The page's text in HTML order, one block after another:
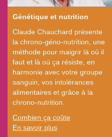
Génétique et nutrition
Claude Chauchard présente
la chrono-géno-nutrition, une
méthode pour maigrir là où il
faut et là où ça résiste, en
harmonie avec votre groupe
sanguin, vos intolérances
alimentaires et grâce à la
chrono-nutrition.
Combien ça coûte
En savoir plus